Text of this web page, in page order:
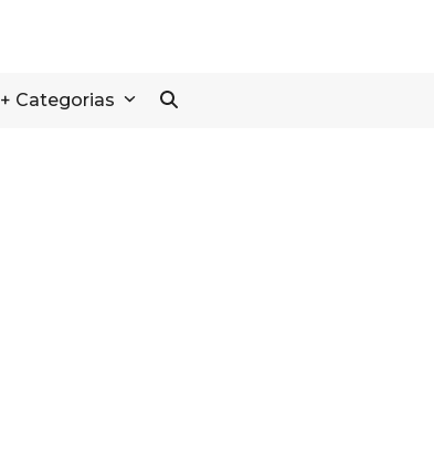
+ Categorias